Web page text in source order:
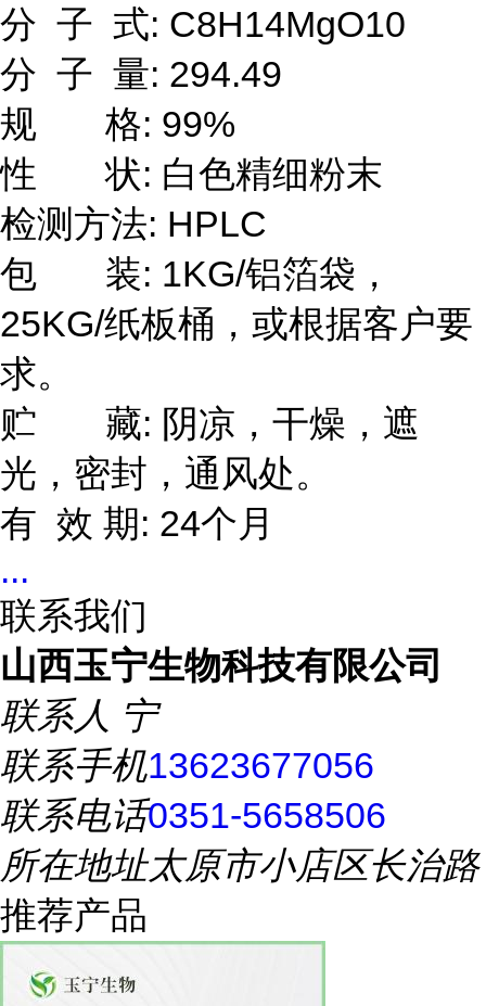
分 子 式: C8H14MgO10
分 子 量: 294.49
规 格: 99%
性 状: 白色精细粉末
检测方法: HPLC
包 装: 1KG/铝箔袋，
25KG/纸板桶，或根据客户要
求。
贮 藏: 阴凉，干燥，遮
光，密封，通风处。
有 效 期: 24个月
...
联系我们
山西玉宁生物科技有限公司
联系人 宁
联系手机13623677056
联系电话0351-5658506
所在地址太原市小店区长治路
推荐产品